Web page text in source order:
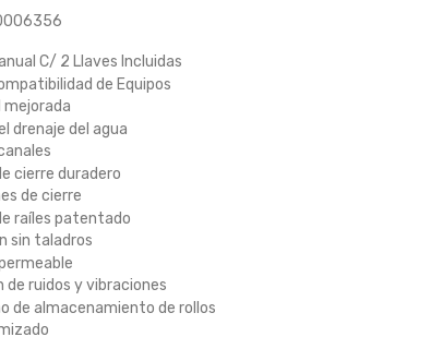
C/ 2 Llaves Incluidas
de Equipos
mejorada
drenaje del agua
cierre duradero
de cierre
raíles patentado
sin taladros
de ruidos y vibraciones
de almacenamiento de rollos